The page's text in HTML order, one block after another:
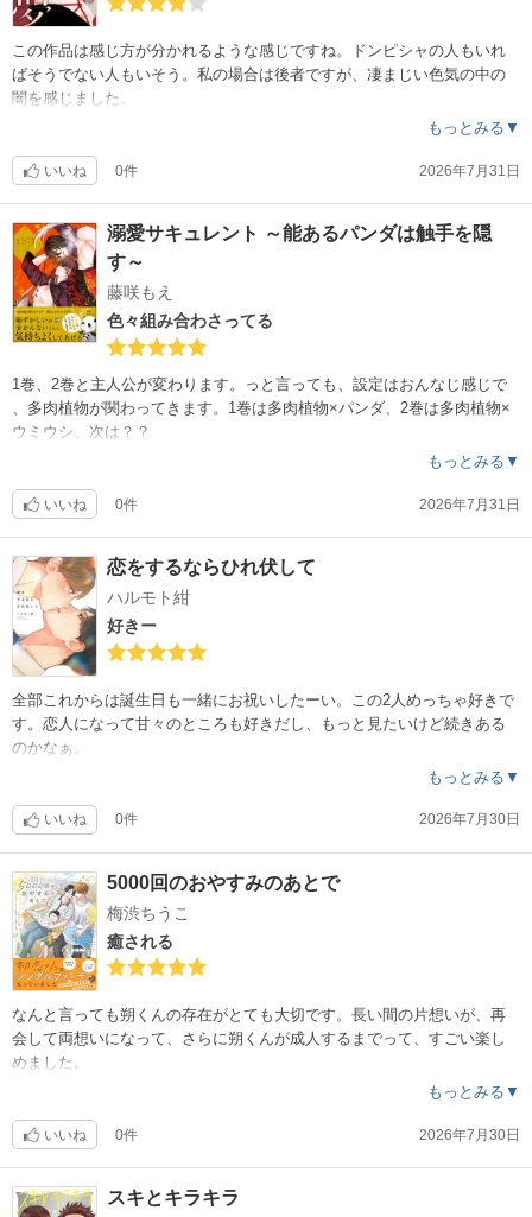
この作品は感じ方が分かれるような感じですね。ドンピシャの人もいれ
ばそうでない人もいそう。私の場合は後者ですが、凄まじい色気の中の
闇を感じました。
もっとみる▼
いいね 0件 2026年7月31日
溺愛サキュレント ～能あるパンダは触手を隠
す～
藤咲もえ
色々組み合わさってる
1巻、2巻と主人公が変わります。っと言っても、設定はおんなじ感じで
、多肉植物が関わってきます。1巻は多肉植物×パンダ、2巻は多肉植物×
ウミウシ、次は？？
もっとみる▼
いいね 0件 2026年7月31日
恋をするならひれ伏して
ハルモト紺
好きー
全部これからは誕生日も一緒にお祝いしたーい。この2人めっちゃ好きで
す。恋人になって甘々のところも好きだし、もっと見たいけど続きある
のかなぁ。
もっとみる▼
いいね 0件 2026年7月30日
5000回のおやすみのあとで
梅渋ちうこ
癒される
なんと言っても朔くんの存在がとても大切です。長い間の片想いが、再
会して両想いになって、さらに朔くんが成人するまでって、すごい楽し
めました。
もっとみる▼
いいね 0件 2026年7月30日
スキとキラキラ